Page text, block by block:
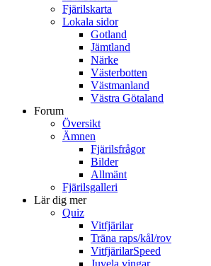
Fjärilskarta
Lokala sidor
Gotland
Jämtland
Närke
Västerbotten
Västmanland
Västra Götaland
Forum
Översikt
Ämnen
Fjärilsfrågor
Bilder
Allmänt
Fjärilsgalleri
Lär dig mer
Quiz
Vitfjärilar
Träna raps/kål/rov
VitfjärilarSpeed
Juvela vingar